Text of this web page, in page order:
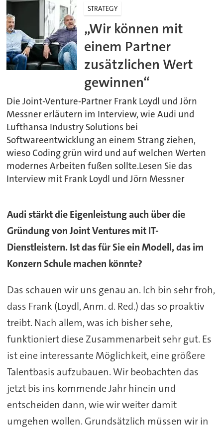
STRATEGY
„Wir können mit
einem Partner
zusätzlichen Wert
gewinnen“
Die Joint-Venture-Partner Frank Loydl und Jörn
Messner erläutern im Interview, wie Audi und
Lufthansa Industry Solutions bei
Softwareentwicklung an einem Strang ziehen,
wieso Coding grün wird und auf welchen Werten
modernes Arbeiten fußen sollte.Lesen Sie das
Interview mit Frank Loydl und Jörn Messner
Audi stärkt die Eigenleistung auch über die
Gründung von Joint Ventures mit IT-
Dienstleistern. Ist das für Sie ein Modell, das im
Konzern Schule machen könnte?
Das schauen wir uns genau an. Ich bin sehr froh,
dass Frank (Loydl, Anm. d. Red.) das so proaktiv
treibt. Nach allem, was ich bisher sehe,
funktioniert diese Zusammenarbeit sehr gut. Es
ist eine interessante Möglichkeit, eine größere
Talentbasis aufzubauen. Wir beobachten das
jetzt bis ins kommende Jahr hinein und
entscheiden dann, wie wir weiter damit
umgehen wollen. Grundsätzlich müssen wir in